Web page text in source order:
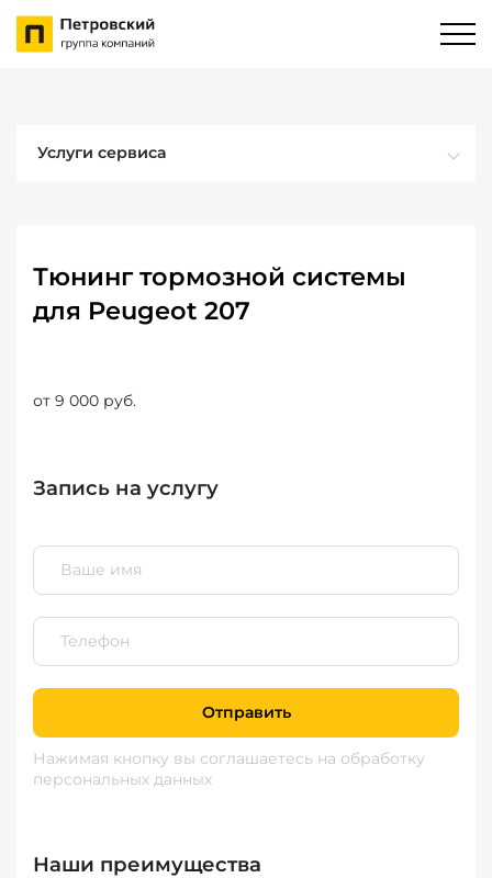
Услуги сервиса
Тюнинг тормозной системы
для Peugeot 207
от 9 000 руб.
Запись на услугу
Отправить
Нажимая кнопку вы соглашаетесь на обработку
персональных данных
Наши преимущества